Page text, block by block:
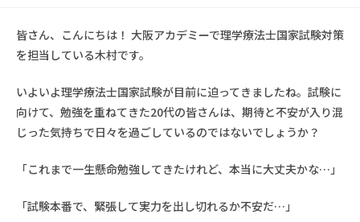
皆さん、こんにちは！ 大阪アカデミーで理学療法士国家試験対策
を担当している木村です。
いよいよ理学療法士国家試験が目前に迫ってきましたね。試験に
向けて、勉強を重ねてきた20代の皆さんは、期待と不安が入り混
じった気持ちで日々を過ごしているのではないでしょうか？
「これまで一生懸命勉強してきたけれど、本当に大丈夫かな…」
「試験本番で、緊張して実力を出し切れるか不安だ…」